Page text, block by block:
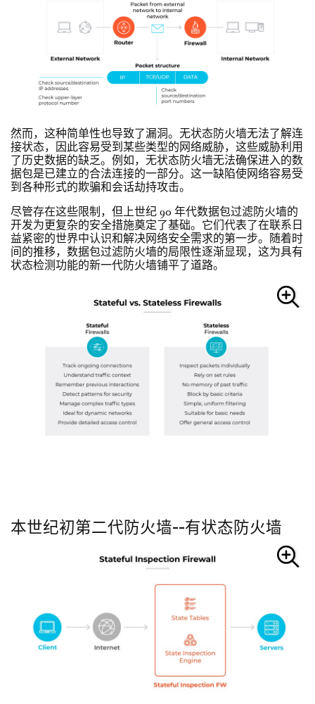
然而，这种简单性也导致了漏洞。无状态防火墙无法了解连
接状态，因此容易受到某些类型的网络威胁，这些威胁利用
了历史数据的缺乏。例如，无状态防火墙无法确保进入的数
据包是已建立的合法连接的一部分。这一缺陷使网络容易受
到各种形式的欺骗和会话劫持攻击。
尽管存在这些限制，但上世纪 90 年代数据包过滤防火墙的
开发为更复杂的安全措施奠定了基础。它们代表了在联系日
益紧密的世界中认识和解决网络安全需求的第一步。随着时
间的推移，数据包过滤防火墙的局限性逐渐显现，这为具有
状态检测功能的新一代防火墙铺平了道路。
本世纪初第二代防火墙--有状态防火墙